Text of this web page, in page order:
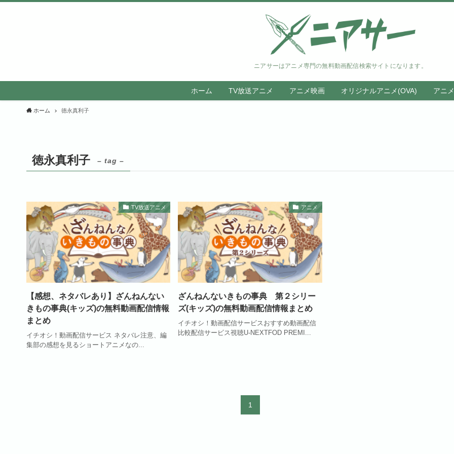
ニアサーはアニメ専門の無料動画配信検索サイトになります。
ホーム TV放送アニメ アニメ映画 オリジナルアニメ(OVA) アニ
ホーム 徳永真利子
徳永真利子 – tag –
TV放送アニメ
【感想、ネタバレあり】ざんねんない
きもの事典(キッズ)の無料動画配信情報
まとめ
イチオシ！動画配信サービス ネタバレ注意、編
集部の感想を見るショートアニメなの...
アニメ
ざんねんないきもの事典 第２シリー
ズ(キッズ)の無料動画配信情報まとめ
イチオシ！動画配信サービスおすすめ動画配信
比較配信サービス視聴U-NEXTFOD PREMI...
1